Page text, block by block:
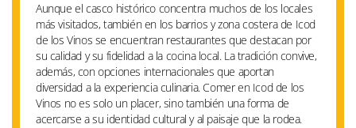
Aunque el casco histórico concentra muchos de los locales
más visitados, también en los barrios y zona costera de Icod
de los Vinos se encuentran restaurantes que destacan por
su calidad y su fidelidad a la cocina local. La tradición convive,
además, con opciones internacionales que aportan
diversidad a la experiencia culinaria. Comer en Icod de los
Vinos no es solo un placer, sino también una forma de
acercarse a su identidad cultural y al paisaje que la rodea.